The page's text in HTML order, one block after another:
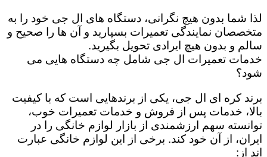
لذا شما بدون هیچ نگرانی، دستگاه های ال جی خود را به
متخصصان نمایندگی تعمیرات بسپارید و آن ها را صحیح و
سالم و بدون هیچ ایرادی تحویل بگیرید.
خدمات تعمیرات ال جی شامل چه دستگاه هایی می
شود؟
برند کره ای ال جی، یکی از برندهایی است که با کیفیت
بالا، خدمات پس از فروش و خدمات تعمیرات خوب،
توانسته سهم ارزشمندی از بازار لوازم خانگی را در
ایران، از آن خود کند. برخی از این لوازم خانگی عبارت
اند از: